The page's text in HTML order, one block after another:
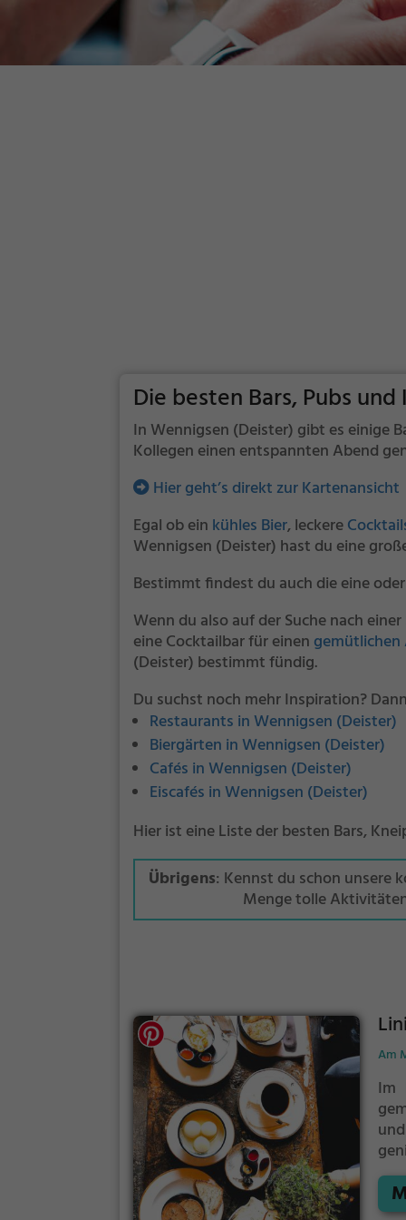
Die besten Bars, Pubs
In Wennigsen (Deister) gibt es einige
Kollegen einen entspannten Abend
Hier geht’s direkt zur Kartenansicht
Egal ob ein kühles Bier, leckere
Wennigsen (Deister) hast du eine
Bestimmt findest du auch die eine
Wenn du also auf der Suche nach
eine Cocktailbar für einen gemütlichen
(Deister) bestimmt fündig.
Du suchst noch mehr Inspiration?
Restaurants in Wennigsen (Deister)
Biergärten in Wennigsen (Deister)
Cafés in Wennigsen (Deister)
Eiscafés in Wennigsen (Deister)
Hier ist eine Liste der besten Bars,
Übrigens: Kennst du schon unsere
Menge tolle
Am
Im
für